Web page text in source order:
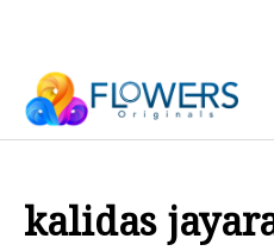
kalidas